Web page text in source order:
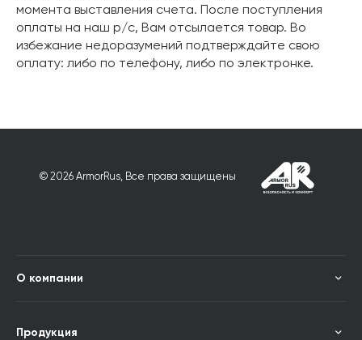
момента выставления счета. После поступления
оплаты на наш р/с, Вам отсылается товар. Во
избежание недоразумений подтверждайте свою
оплату: либо по телефону, либо по электронке.
© 2026 ArmorRus, Все права защищены
О компании
Продукция